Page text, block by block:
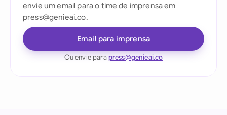
envie um email para o time de imprensa em
press@genieai.co.
Email para imprensa
Ou envie parapress@genieai.co